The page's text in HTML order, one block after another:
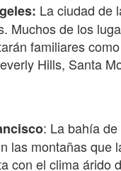
La ciudad de
Muchos de los
familiares
Hills, Santa
: La bahía
las montañas que
con el clima árido